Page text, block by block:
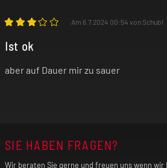
Am 6.7.2024 00:54 von Schubl
Ist ok
aber auf Dauer mir zu sauer
SIE HABEN FRAGEN?
Wir beraten Sie gerne und freuen uns wenn